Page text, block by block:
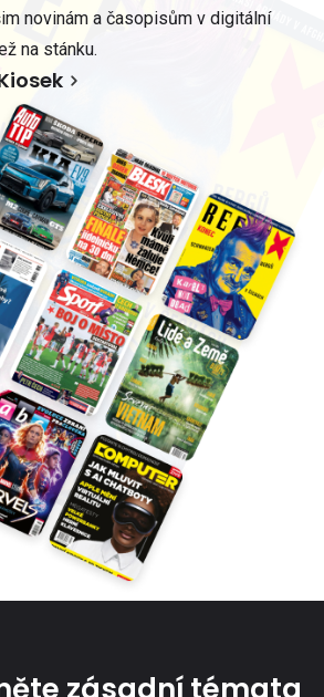
novinám a časopisům v digitální
na stánku.